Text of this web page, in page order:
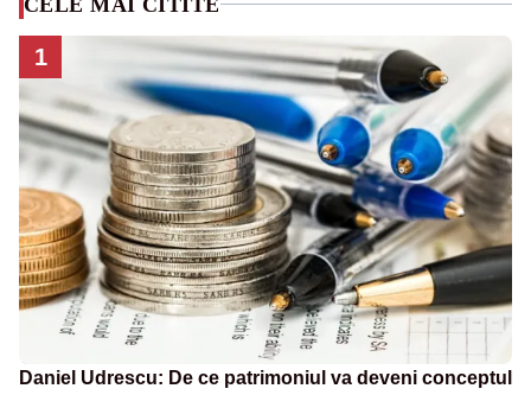
1
Daniel Udrescu: De ce patrimoniul va deveni conceptul